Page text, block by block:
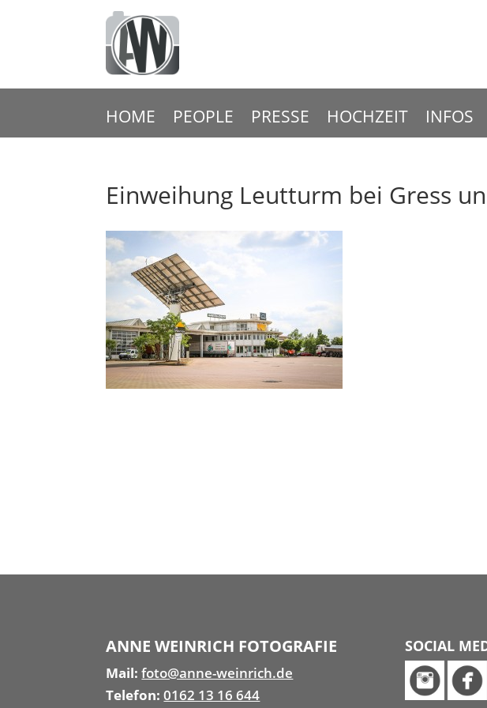
HOME PEOPLE PRESSE HOCHZEIT INFOS
Einweihung Leutturm bei Gress
ANNE WEINRICH FOTOGRAFIE
Mail:foto@anne-weinrich.de
Telefon:0162 13 16 644
SOCIAL